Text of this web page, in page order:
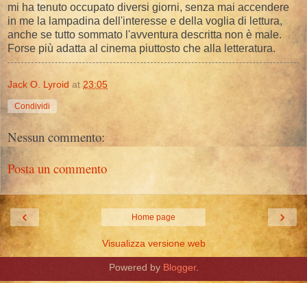
mi ha tenuto occupato diversi giorni, senza mai accendere
in me la lampadina dell'interesse e della voglia di lettura,
anche se tutto sommato l'avventura descritta non è male.
Forse più adatta al cinema piuttosto che alla letteratura.
Jack O. Lyroid at 23:05
Condividi
Nessun commento:
Posta un commento
‹ ›
Home page
Visualizza versione web
Powered by Blogger.